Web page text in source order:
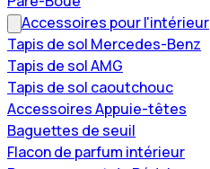
Accessoires pour l'intérieur
Tapis de sol Mercedes-Benz
Tapis de sol AMG
Tapis de sol caoutchouc
Accessoires Appuie-têtes
Baguettes de seuil
Flacon de parfum intérieur